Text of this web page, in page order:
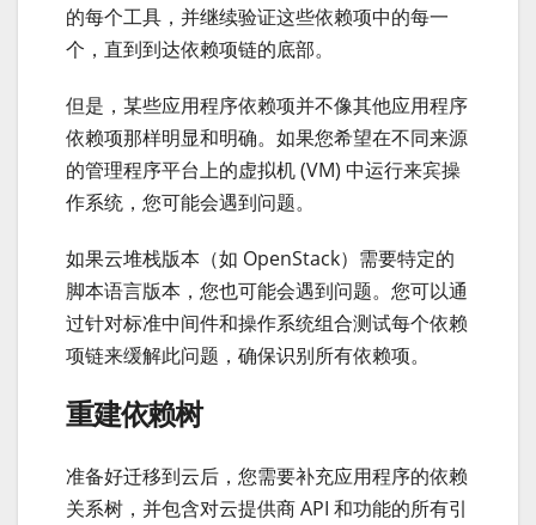
的每个工具，并继续验证这些依赖项中的每一
个，直到到达依赖项链的底部。
但是，某些应用程序依赖项并不像其他应用程序
依赖项那样明显和明确。如果您希望在不同来源
的管理程序平台上的虚拟机 (VM) 中运行来宾操
作系统，您可能会遇到问题。
如果云堆栈版本（如 OpenStack）需要特定的
脚本语言版本，您也可能会遇到问题。您可以通
过针对标准中间件和操作系统组合测试每个依赖
项链来缓解此问题，确保识别所有依赖项。
重建依赖树
准备好迁移到云后，您需要补充应用程序的依赖
关系树，并包含对云提供商 API 和功能的所有引